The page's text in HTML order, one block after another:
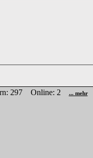
297 Online: 2 ... mehr